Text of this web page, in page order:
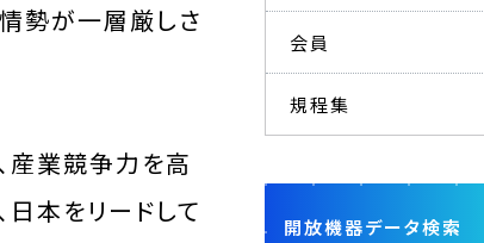
勢が一層厳しさ
産業競争力を高
本をリードして
会員
規程集
開放機器データ検索